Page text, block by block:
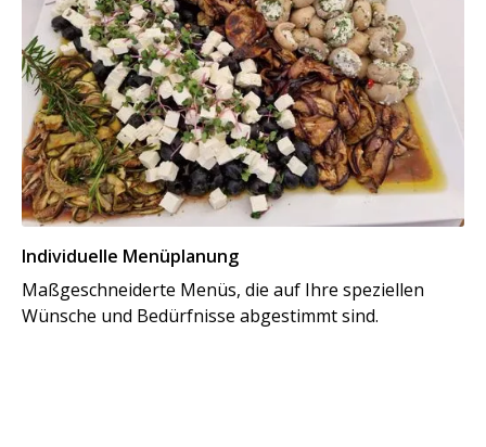
Individuelle Menüplanung
Maßgeschneiderte Menüs, die auf Ihre speziellen
Wünsche und Bedürfnisse abgestimmt sind.